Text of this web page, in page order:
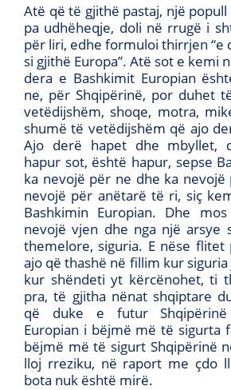
Atë që të gjithë pastaj, një
pa udhëheqje, doli në rrugë i
për liri, edhe formuloi thirrjen “e
si gjithë Europa”. Atë sot e kemi
dera e Bashkimit Europian
ne, për Shqipërinë, por duhet
vetëdijshëm, shoqe, motra,
shumë të vetëdijshëm që ajo
Ajo derë hapet dhe mbyllet,
hapur sot, është hapur, sepse
ka nevojë për ne dhe ka nevojë
nevojë për anëtarë të ri, siç
Bashkimin Europian. Dhe
nevojë vjen dhe nga një arsye
themelore, siguria. E nëse flitet
ajo që thashë në fillim kur
kur shëndeti yt kërcënohet, ti
pra, të gjitha nënat shqiptare
që duke e futur Shqipërinë
Europian i bëjmë më të sigurta
bëjmë më të sigurt Shqipërinë
lloj rreziku, në raport me çdo
bota nuk është mirë.